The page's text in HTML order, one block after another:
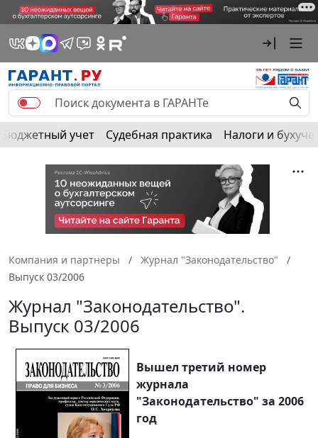
Бюджетный учет Судебная практика Налоги и
Компания и партнеры
Журнал "Законодательство"
Выпуск 03/2006
Журнал "Законодательство".
Выпуск 03/2006
Вышел третий номер
журнала
"Законодательство" за 2006
год